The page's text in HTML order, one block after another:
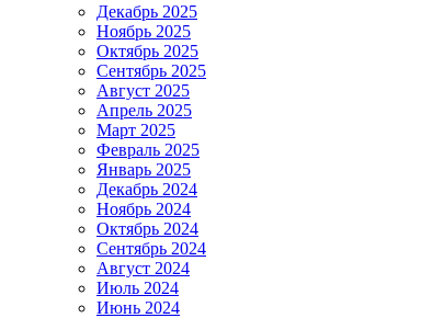
Декабрь 2025
Ноябрь 2025
Октябрь 2025
Сентябрь 2025
Август 2025
Апрель 2025
Март 2025
Февраль 2025
Январь 2025
Декабрь 2024
Ноябрь 2024
Октябрь 2024
Сентябрь 2024
Август 2024
Июль 2024
Июнь 2024